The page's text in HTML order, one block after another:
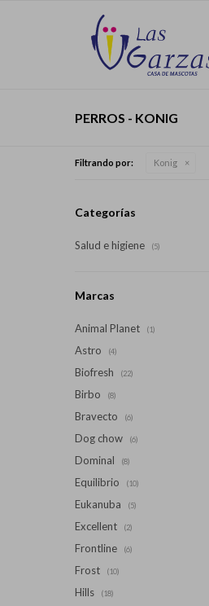
PERROS - KONIG
Filtrando por: Konig
Categorías
Salud e higiene (5)
Marcas
Animal Planet (1)
Astro (4)
Biofresh (22)
Birbo (8)
Bravecto (6)
Dog chow (6)
Dominal (8)
Equilibrio (10)
Eukanuba (5)
Excellent (2)
Frontline (6)
Frost (10)
Hills (18)